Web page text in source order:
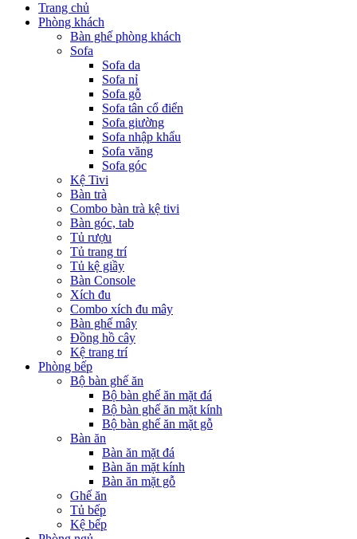
Trang chủ
Phòng khách
Bàn ghế phòng khách
Sofa
Sofa da
Sofa nỉ
Sofa gỗ
Sofa tân cổ điển
Sofa giường
Sofa nhập khẩu
Sofa văng
Sofa góc
Kệ Tivi
Bàn trà
Combo bàn trà kệ tivi
Bàn góc, tab
Tủ rượu
Tủ trang trí
Tủ kệ giầy
Bàn Console
Xích đu
Combo xích đu mây
Bàn ghế mây
Đồng hồ cây
Kệ trang trí
Phòng bếp
Bộ bàn ghế ăn
Bộ bàn ghế ăn mặt đá
Bộ bàn ghế ăn mặt kính
Bộ bàn ghế ăn mặt gỗ
Bàn ăn
Bàn ăn mặt đá
Bàn ăn mặt kính
Bàn ăn mặt gỗ
Ghế ăn
Tủ bếp
Kệ bếp